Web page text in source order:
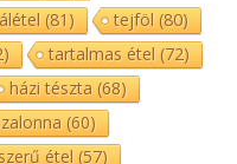
(81) tejföl (80)
tartalmas étel (72)
házi tészta (68)
(60)
étel (57)